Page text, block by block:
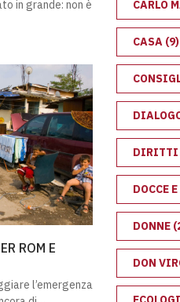
in grande: non è
ROM E
l’emergenza
CARLO
CASA (9)
DIRITTI
DOCCE
DONNE
DON